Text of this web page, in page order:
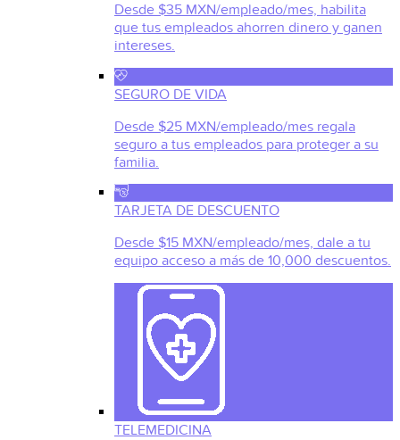
Desde $35 MXN/empleado/mes, habilita
que tus empleados ahorren dinero y ganen
intereses.
SEGURO DE VIDA
Desde $25 MXN/empleado/mes regala
seguro a tus empleados para proteger a su
familia.
TARJETA DE DESCUENTO
Desde $15 MXN/empleado/mes, dale a tu
equipo acceso a más de 10,000 descuentos.
TELEMEDICINA